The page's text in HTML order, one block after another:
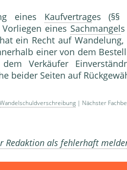
eines Kaufvertrages (§§
eines Sachmangel
ein Recht auf
einer von dem
Verkäufer
beider Seiten auf
Wandelschuldverschreibung | Nächster
Redaktion als fehlerhaft